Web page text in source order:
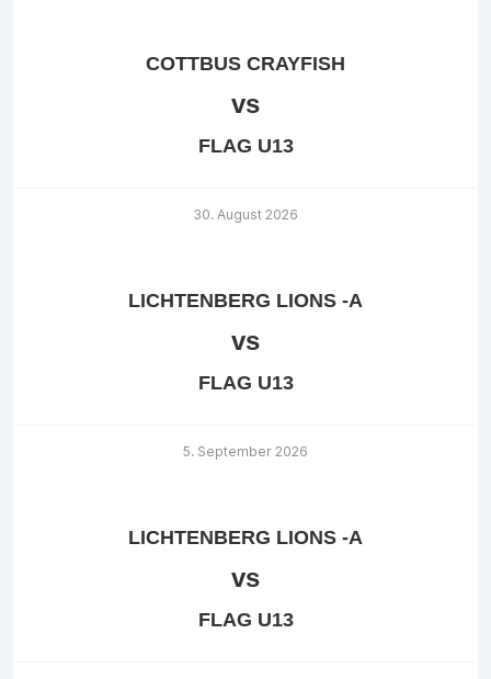
COTTBUS CRAYFISH
vs
FLAG U13
30. August 2026
LICHTENBERG LIONS -A
vs
FLAG U13
5. September 2026
LICHTENBERG LIONS -A
vs
FLAG U13